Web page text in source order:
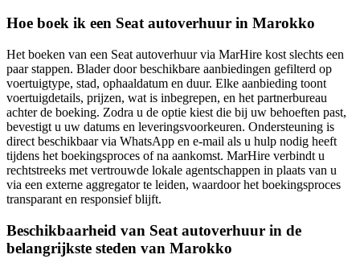
Hoe boek ik een Seat autoverhuur in Marokko
Het boeken van een Seat autoverhuur via MarHire kost slechts een
paar stappen. Blader door beschikbare aanbiedingen gefilterd op
voertuigtype, stad, ophaaldatum en duur. Elke aanbieding toont
voertuigdetails, prijzen, wat is inbegrepen, en het partnerbureau
achter de boeking. Zodra u de optie kiest die bij uw behoeften past,
bevestigt u uw datums en leveringsvoorkeuren. Ondersteuning is
direct beschikbaar via WhatsApp en e-mail als u hulp nodig heeft
tijdens het boekingsproces of na aankomst. MarHire verbindt u
rechtstreeks met vertrouwde lokale agentschappen in plaats van u
via een externe aggregator te leiden, waardoor het boekingsproces
transparant en responsief blijft.
Beschikbaarheid van Seat autoverhuur in de
belangrijkste steden van Marokko